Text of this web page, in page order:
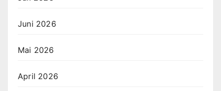
Juni 2026
Mai 2026
April 2026